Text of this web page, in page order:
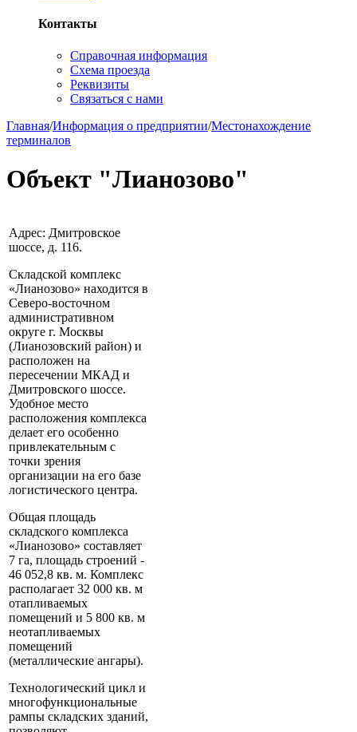
Контакты
Справочная информация
Схема проезда
Реквизиты
Связаться с нами
Главная/Информация о предприятии/Местонахождение
терминалов
Объект "Лианозово"
Адрес: Дмитровское
шоссе, д. 116.
Складской комплекс
«Лианозово» находится в
Северо-восточном
административном
округе г. Москвы
(Лианозовский район) и
расположен на
пересечении МКАД и
Дмитровского шоссе.
Удобное место
расположения комплекса
делает его особенно
привлекательным с
точки зрения
организации на его базе
логистического центра.
Общая площадь
складского комплекса
«Лианозово» составляет
7 га, площадь строений -
46 052,8 кв. м. Комплекс
располагает 32 000 кв. м
отапливаемых
помещений и 5 800 кв. м
неотапливаемых
помещений
(металлические ангары).
Технологический цикл и
многофункциональные
рампы складских зданий,